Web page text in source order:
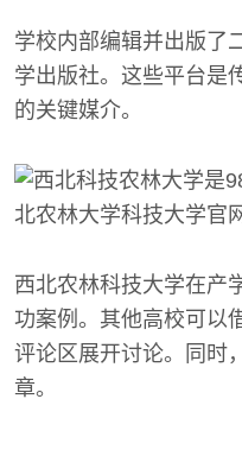
学校内部编辑并出版了
学出版社。这些平台是
的关键媒介。
西北农林科技大学在产
功案例。其他高校可以
评论区展开讨论。同时
章。